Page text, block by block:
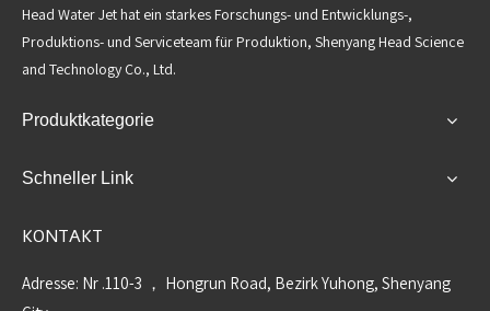
Head Water Jet hat ein starkes Forschungs- und Entwicklungs-,
Produktions- und Serviceteam für Produktion, Shenyang Head Science
and Technology Co., Ltd.
Produktkategorie
Schneller Link
KONTAKT
Adresse: Nr .110-3 ， Hongrun Road, Bezirk Yuhong, Shenyang